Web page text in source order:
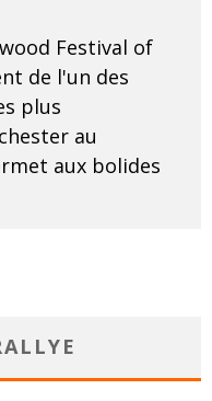
Festival of
de l'un des
plus
au
aux bolides